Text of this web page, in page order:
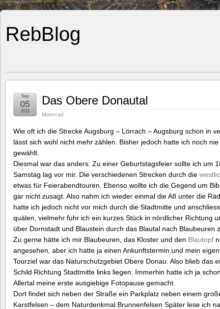
RebBlog
Das Obere Donautal
Motorrad
Sep
05
2011
Wie oft ich die Strecke Augsburg – Lörrach – Augsburg schon in
lässt sich wohl nicht mehr zählen. Bisher jedoch hatte ich noch
gewählt.
Diesmal war das anders. Zu einer Geburtstagsfeier sollte ich um
Samstag lag vor mir. Die verschiedenen Strecken durch die
etwas für Feierabendtouren. Ebenso wollte ich die Gegend um
gar nicht zusagt. Also nahm ich wieder einmal die A8 unter die
hatte ich jedoch nicht vor mich durch die Stadtmitte und
quälen, vielmehr fuhr ich ein kurzes Stück in nördlicher Richtung
über Dornstadt und Blaustein durch das Blautal nach Blaubeuren
Zu gerne hätte ich mir Blaubeuren, das Kloster und den Blautopf
angesehen, aber ich hatte ja einen Ankunftstermin und mein
Tourziel war das Naturschutzgebiet Obere Donau. Also blieb das
Schild Richtung Stadtmitte links liegen. Immerhin hatte ich ja
Allertal meine erste ausgiebige Fotopause gemacht.
Dort findet sich neben der Straße ein Parkplatz neben einem
Karstfelsen – dem Naturdenkmal Brunnenfelsen Später lese ich